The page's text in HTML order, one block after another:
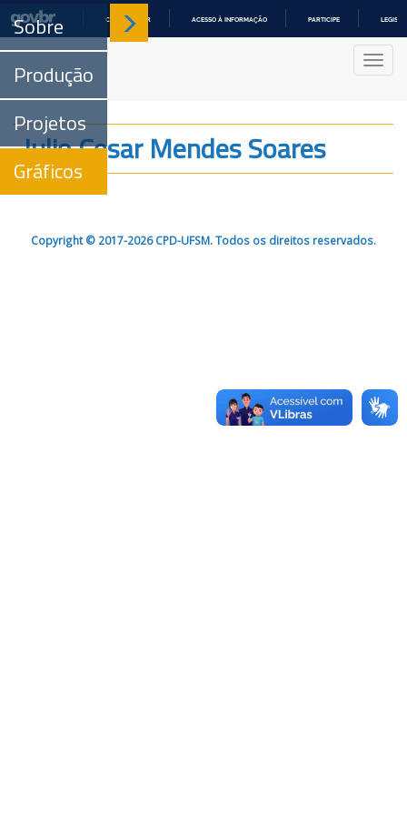
COMUNICA BR ACESSO À INFORMAÇÃO PARTICIPE
Sobre
Produção
Projetos
Gráficos
Julio Cesar Mendes Soares
Copyright © 2017-2026 CPD-UFSM. Todos os direitos reservados.